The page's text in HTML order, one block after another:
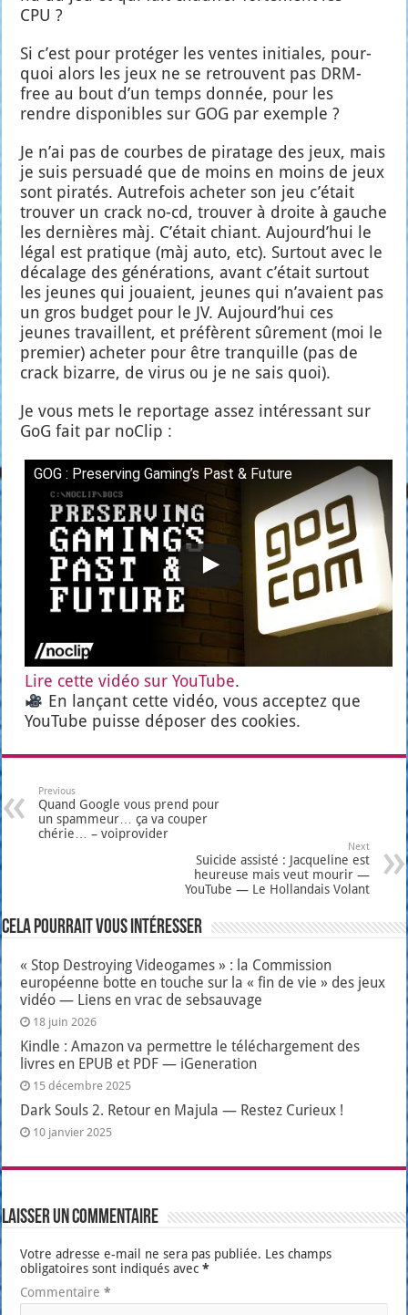
CPU ?
Si c’est pour pro­té­ger les ventes ini­tiales, pour­
quoi alors les jeux ne se retrouvent pas DRM-
free au bout d’un temps don­née, pour les
rendre dis­po­nibles sur GOG par exemple ?
Je n’ai pas de courbes de pira­tage des jeux, mais
je suis per­sua­dé que de moins en moins de jeux
sont pira­tés. Autre­fois ache­ter son jeu c’é­tait
trou­ver un crack no-cd, trou­ver à droite à gauche
les der­nières màj. C’é­tait chiant. Aujourd’­hui le
légal est pra­tique (màj auto, etc). Sur­tout avec le
déca­lage des géné­ra­tions, avant c’é­tait sur­tout
les jeunes qui jouaient, jeunes qui n’a­vaient pas
un gros bud­get pour le JV. Aujourd’­hui ces
jeunes tra­vaillent, et pré­fèrent sûre­ment (moi le
pre­mier) ache­ter pour être tran­quille (pas de
crack bizarre, de virus ou je ne sais quoi).
Je vous mets le repor­tage assez inté­res­sant sur
GoG fait par noClip :
GOG : Pre­ser­ving Gaming’s Past & Future
Lire cette vidéo sur You­Tube.
En lan­çant cette vidéo, vous accep­tez que
You­Tube puisse dépo­ser des cookies.
Previous
Quand Google vous prend pour
un spammeur… ça va couper
chérie… – voiprovider
Next
Suicide assisté : Jacqueline est
heureuse mais veut mourir —
YouTube — Le Hollandais Volant
Cela pourrait vous intéresser
« Stop Destroying Videogames » : la Commission
européenne botte en touche sur la « fin de vie » des jeux
vidéo — Liens en vrac de sebsauvage
18 juin 2026
Kindle : Amazon va permettre le téléchargement des
livres en EPUB et PDF — iGeneration
15 décembre 2025
Dark Souls 2. Retour en Majula — Restez Curieux !
10 janvier 2025
Laisser un commentaire
Votre adresse e-mail ne sera pas publiée. Les champs
obligatoires sont indiqués avec*
Commentaire*